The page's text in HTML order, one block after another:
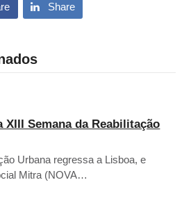
Share
XIII Semana da Reabilitação
Urbana regressa a Lisboa, e
Mitra (NOVA…